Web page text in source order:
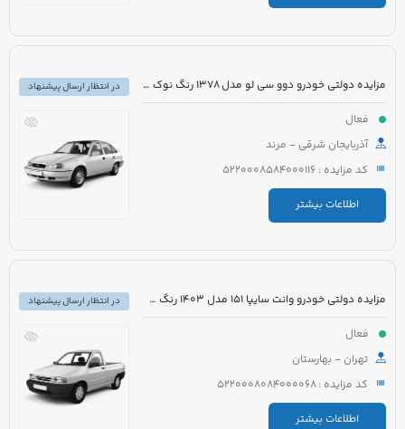
مزایده دولتی خودرو دوو سی لو مدل 1378 رنگ نوک مدادی
فعال
آذربایجان شرقی - مرند
کد مزایده : 5220008584000116
اطلاعات بیشتر
در انتظار ارسال پیشنهاد
مزایده دولتی خودرو وانت سایپا 151 مدل 1403 رنگ سفید روغنی
فعال
تهران - بهارستان
کد مزایده : 5220008084000068
اطلاعات بیشتر
در انتظار ارسال پیشنهاد